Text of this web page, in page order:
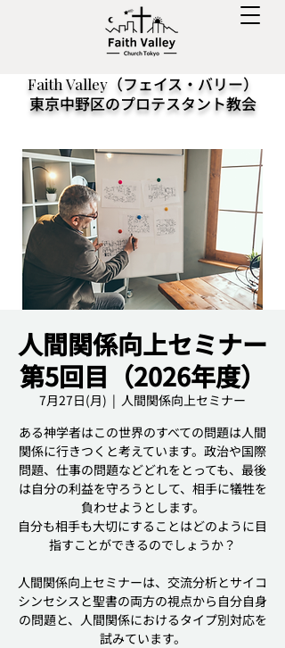
Faith Valley（フェイス・バリー）
東京中野区のプロテスタント教会
人間関係向上セミナー
第5回目（2026年度）
7月27日(月)
  |
人間関係向上セミナー
ある神学者はこの世界のすべての問題は人間
関係に行きつくと考えています。政治や国際
問題、仕事の問題などどれをとっても、最後
は自分の利益を守ろうとして、相手に犠牲を
負わせようとします。
自分も相手も大切にすることはどのように目
指すことができるのでしょうか？
人間関係向上セミナーは、交流分析とサイコ
シンセシスと聖書の両方の視点から自分自身
の問題と、人間関係におけるタイプ別対応を
試みています。